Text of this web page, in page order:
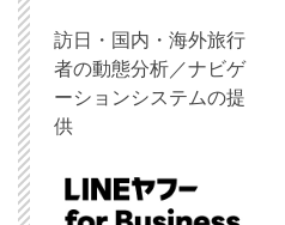
訪日・国内・海外旅行
者の動態分析／ナビゲ
ーションシステムの提
供